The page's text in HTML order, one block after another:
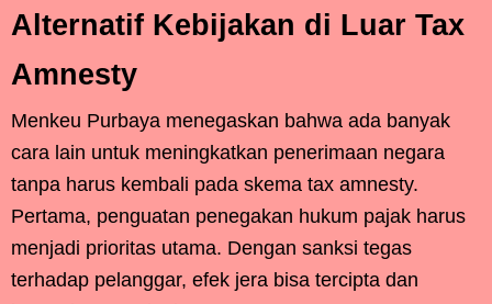
Alternatif Kebijakan di Luar Tax
Amnesty
Menkeu Purbaya menegaskan bahwa ada banyak
cara lain untuk meningkatkan penerimaan negara
tanpa harus kembali pada skema tax amnesty.
Pertama, penguatan penegakan hukum pajak harus
menjadi prioritas utama. Dengan sanksi tegas
terhadap pelanggar, efek jera bisa tercipta dan